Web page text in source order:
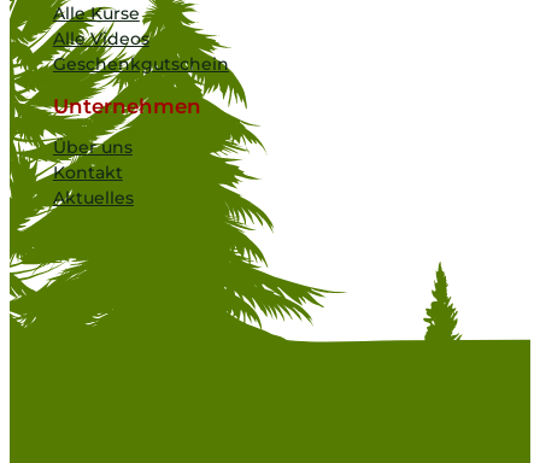
Alle Kurse
Alle Videos
Geschenkgutschein
Unternehmen
Über uns
Kontakt
Aktuelles